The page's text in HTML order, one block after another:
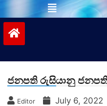
ජනපති රුසියානු
Editor July 6, 2022